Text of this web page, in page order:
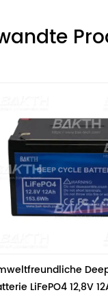
Cycle-
12Ah 153,6Wh